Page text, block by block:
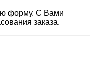
форму. С Вами
заказа.